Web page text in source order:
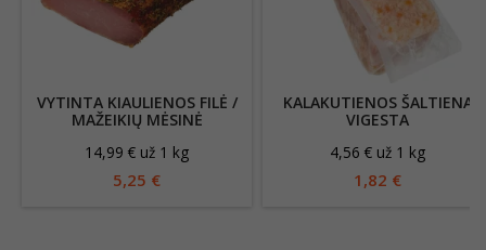
VYTINTA KIAULIENOS FILĖ /
MAŽEIKIŲ MĖSINĖ
14,99 € už 1 kg
5,25 €
KALAKUTIENOS ŠALTIENA
VIGESTA
4,56 € už 1 kg
1,82 €